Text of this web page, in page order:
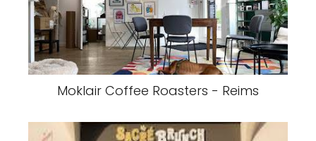
Moklair Coffee Roasters - Reims